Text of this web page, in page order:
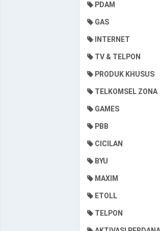
PDAM
GAS
INTERNET
TV & TELPON
PRODUK KHUSUS
TELKOMSEL ZONA
GAMES
PBB
CICILAN
BYU
MAXIM
ETOLL
TELPON